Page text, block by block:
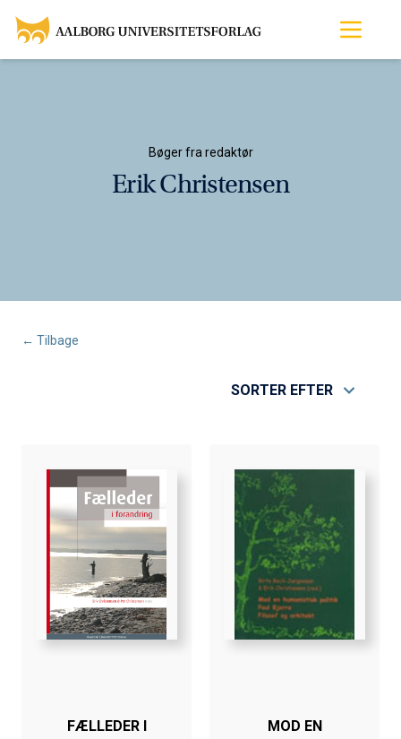
Bøger fra redaktør
Erik Christensen
← Tilbage
SORTER EFTER
FÆLLEDER I
MOD EN